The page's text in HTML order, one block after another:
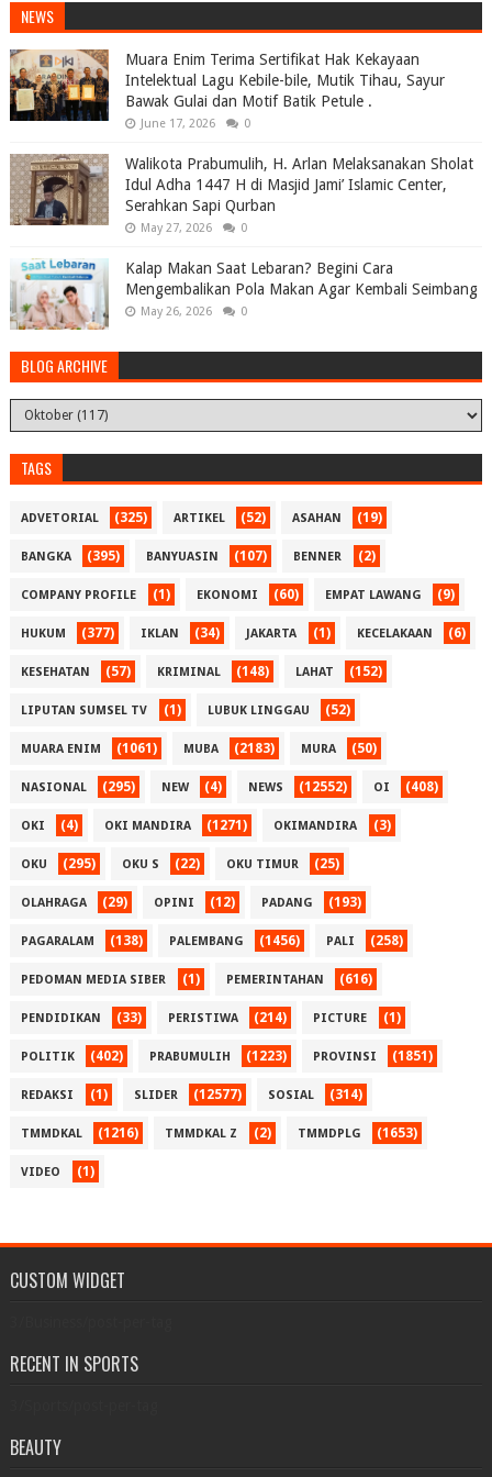
NEWS
Muara Enim Terima Sertifikat Hak Kekayaan
Intelektual Lagu Kebile-bile, Mutik Tihau, Sayur
Bawak Gulai dan Motif Batik Petule .
June 17, 2026 0
Walikota Prabumulih, H. Arlan Melaksanakan Sholat
Idul Adha 1447 H di Masjid Jami’ Islamic Center,
Serahkan Sapi Qurban
May 27, 2026 0
Kalap Makan Saat Lebaran? Begini Cara
Mengembalikan Pola Makan Agar Kembali Seimbang
May 26, 2026 0
BLOG ARCHIVE
TAGS
ADVETORIAL (325) ARTIKEL (52) ASAHAN (19)
BANGKA (395) BANYUASIN (107) BENNER (2)
COMPANY PROFILE (1) EKONOMI (60) EMPAT LAWANG (9)
HUKUM (377) IKLAN (34) JAKARTA (1) KECELAKAAN (6)
KESEHATAN (57) KRIMINAL (148) LAHAT (152)
LIPUTAN SUMSEL TV (1) LUBUK LINGGAU (52)
MUARA ENIM (1061) MUBA (2183) MURA (50)
NASIONAL (295) NEW (4) NEWS (12552) OI (408)
OKI (4) OKI MANDIRA (1271) OKIMANDIRA (3)
OKU (295) OKU S (22) OKU TIMUR (25)
OLAHRAGA (29) OPINI (12) PADANG (193)
PAGARALAM (138) PALEMBANG (1456) PALI (258)
PEDOMAN MEDIA SIBER (1) PEMERINTAHAN (616)
PENDIDIKAN (33) PERISTIWA (214) PICTURE (1)
POLITIK (402) PRABUMULIH (1223) PROVINSI (1851)
REDAKSI (1) SLIDER (12577) SOSIAL (314)
TMMDKAL (1216) TMMDKAL Z (2) TMMDPLG (1653)
VIDEO (1)
CUSTOM WIDGET
RECENT IN SPORTS
BEAUTY